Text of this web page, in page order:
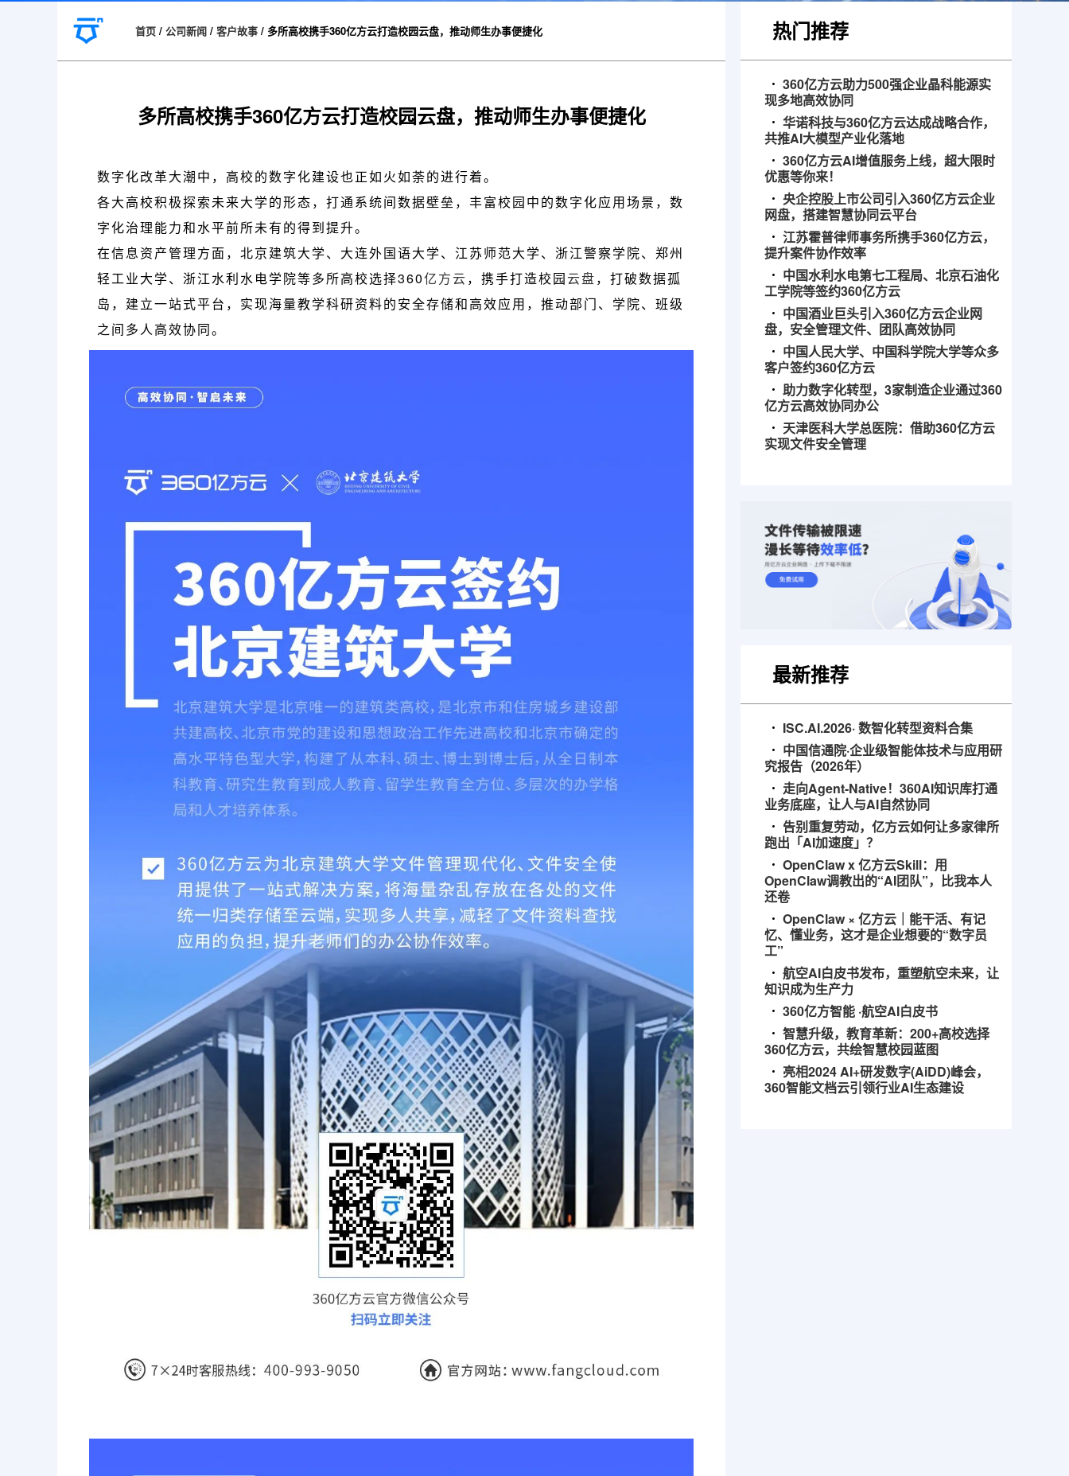
首页 / 公司新闻 / 客户故事 / 多所高校携手360亿方云打造校园云盘，推动师生办事便捷化
多所高校携手360亿方云打造校园云盘，推动师生办事便捷化
数字化改革大潮中，高校的数字化建设也正如火如荼的进行着。
各大高校积极探索未来大学的形态，打通系统间数据壁垒，丰富校园中的数字化应用场景，数
字化治理能力和水平前所未有的得到提升。
在信息资产管理方面， 北京建筑大学、大连外国语大学、江苏师范大学、浙江警察学院、郑州
轻工业大学、浙江水利水电学院等多所高校选择360亿方云，携手打造校园云盘，打破数据孤
岛，建立一站式平台，实现海量教学科研资料的安全存储和高效应用，推动部门、学院、班级
之间多人高效协同。
热门推荐
360亿方云助力500强企业晶科能源实
现多地高效协同
华诺科技与360亿方云达成战略合作，
共推AI大模型产业化落地
360亿方云AI增值服务上线，超大限时
优惠等你来！
央企控股上市公司引入360亿方云企业
网盘，搭建智慧协同云平台
江苏霍普律师事务所携手360亿方云，
提升案件协作效率
中国水利水电第七工程局、北京石油化
工学院等签约360亿方云
中国酒业巨头引入360亿方云企业网
盘，安全管理文件、团队高效协同
中国人民大学、中国科学院大学等众多
客户签约360亿方云
助力数字化转型，3家制造企业通过360
亿方云高效协同办公
天津医科大学总医院：借助360亿方云
实现文件安全管理
最新推荐
ISC.AI.2026· 数智化转型资料合集
中国信通院·企业级智能体技术与应用研
究报告（2026年）
走向Agent-Native！360AI知识库打通
业务底座，让人与AI自然协同
告别重复劳动，亿方云如何让多家律所
跑出「AI加速度」？
OpenClaw x 亿方云Skill：用
OpenClaw调教出的“AI团队”，比我本人
还卷
OpenClaw × 亿方云｜能干活、有记
忆、懂业务，这才是企业想要的“数字员
工”
航空AI白皮书发布，重塑航空未来，让
知识成为生产力
360亿方智能 ·航空AI白皮书
智慧升级，教育革新：200+高校选择
360亿方云，共绘智慧校园蓝图
亮相2024 AI+研发数字(AiDD)峰会，
360智能文档云引领行业AI生态建设